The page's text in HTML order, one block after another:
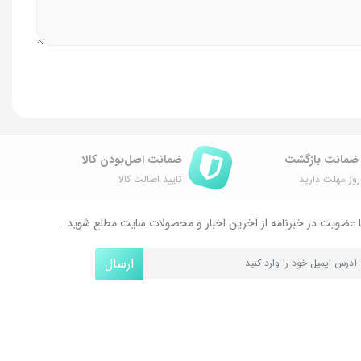
مهلت دارید
ضمانت اصل‌بودن کالا
تایید اصالت کالا
عضویت در خبرنامه از آخرین اخبار و محصولات سایت مطلع شوید...
ارسال